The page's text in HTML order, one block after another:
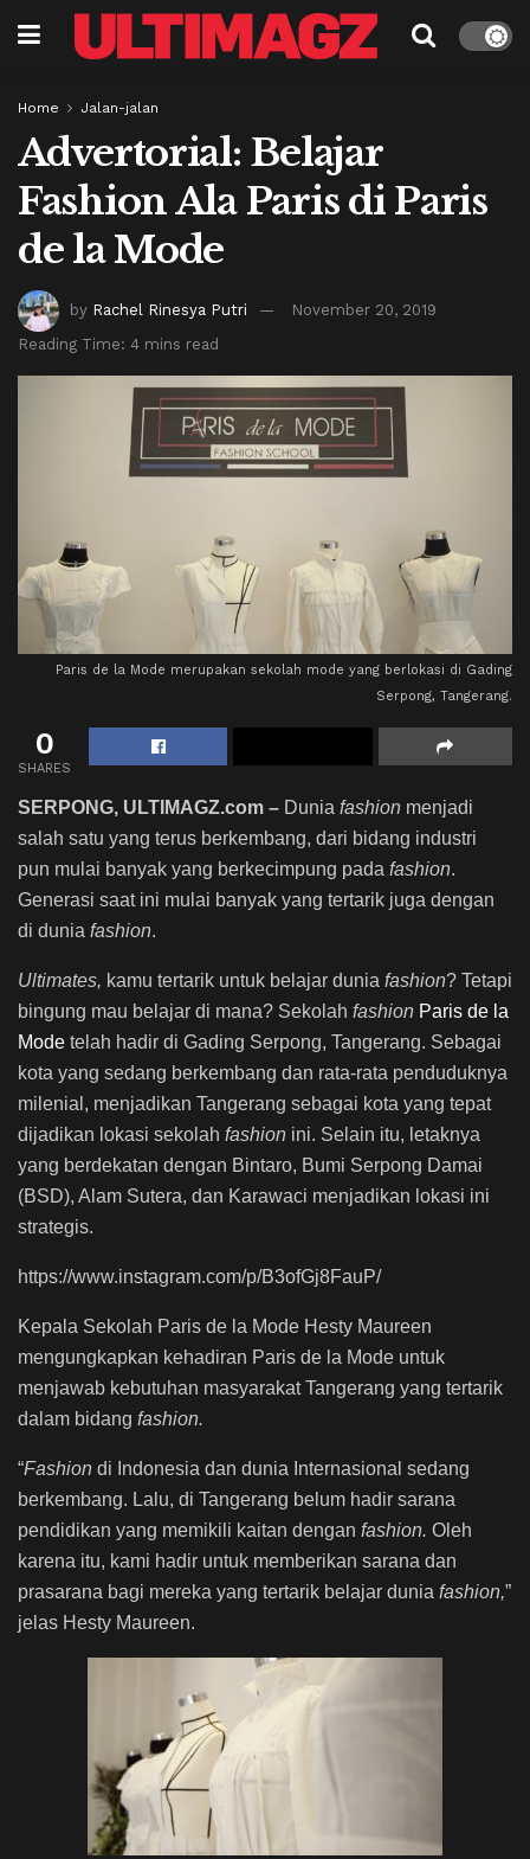
Home Jalan-jalan
Advertorial: Belajar
Fashion Ala Paris di Paris
de la Mode
by Rachel Rinesya Putri
November 20, 2019
Reading Time: 4 mins read
Paris de la Mode merupakan sekolah mode yang berlokasi di Gading
Serpong, Tangerang.
0
SHARES
SERPONG, ULTIMAGZ.com – Dunia fashion menjadi
salah satu yang terus berkembang, dari bidang industri
pun mulai banyak yang berkecimpung pada fashion.
Generasi saat ini mulai banyak yang tertarik juga dengan
di dunia fashion.
Ultimates, kamu tertarik untuk belajar dunia fashion? Tetapi
bingung mau belajar di mana? Sekolah fashion Paris de la
Mode telah hadir di Gading Serpong, Tangerang. Sebagai
kota yang sedang berkembang dan rata-rata penduduknya
milenial, menjadikan Tangerang sebagai kota yang tepat
dijadikan lokasi sekolah fashion ini. Selain itu, letaknya
yang berdekatan dengan Bintaro, Bumi Serpong Damai
(BSD), Alam Sutera, dan Karawaci menjadikan lokasi ini
strategis.
https://www.instagram.com/p/B3ofGj8FauP/
Kepala Sekolah Paris de la Mode Hesty Maureen
mengungkapkan kehadiran Paris de la Mode untuk
menjawab kebutuhan masyarakat Tangerang yang tertarik
dalam bidang fashion.
“Fashion di Indonesia dan dunia Internasional sedang
berkembang. Lalu, di Tangerang belum hadir sarana
pendidikan yang memikili kaitan dengan fashion. Oleh
karena itu, kami hadir untuk memberikan sarana dan
prasarana bagi mereka yang tertarik belajar dunia fashion,”
jelas Hesty Maureen.